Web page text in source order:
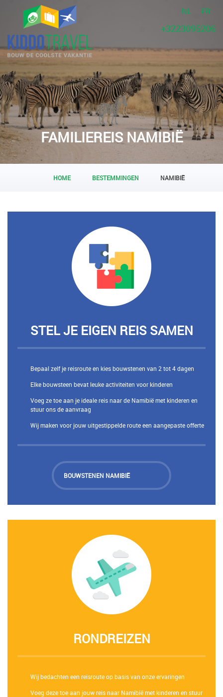
NL FR
+3223095206
FAMILIEREIS NAMIBIË
HOME BESTEMMINGEN NAMIBIË
STEL JE EIGEN REIS SAMEN
Bepaal zelf je reisroute en kies bouwstenen van 2 tot 4 dagen
Elke bouwsteen bevat leuke activiteiten voor kinderen
Voeg ze toe aan je ideale reis naar de Namibië met kinderen en
stuur ons de aanvraag
Wij maken voor jouw uitgestippelde route een aangepaste offerte
BOUWSTENEN NAMIBIË
RONDREIZEN
Wij bedachten een reisroute op basis van onze ervaringen
Voeg deze toe aan jouw reis naar Namibië met kinderen en stuur